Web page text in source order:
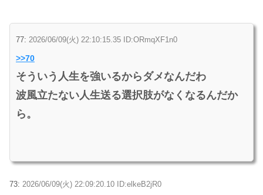
77: 2026/06/09(火) 22:10:15.35 ID:ORmqXF1n0
>>70
そういう人生を強いるからダメなんだわ
波風立たない人生送る選択肢がなくなるんだか
ら。
73: 2026/06/09(火) 22:09:20.10 ID:elkeB2jR0